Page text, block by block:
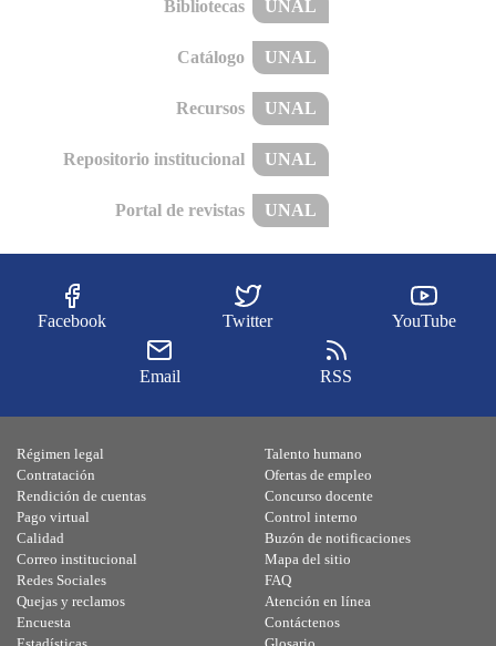
Bibliotecas UNAL
Catálogo UNAL
Recursos UNAL
Repositorio institucional UNAL
Portal de revistas UNAL
Facebook Twitter YouTube
Email RSS
Régimen legal
Contratación
Rendición de cuentas
Pago virtual
Calidad
Talento humano
Ofertas de empleo
Concurso docente
Control interno
Buzón de notificaciones
Correo institucional
Redes Sociales
Quejas y reclamos
Encuesta
Mapa del sitio
FAQ
Atención en línea
Contáctenos